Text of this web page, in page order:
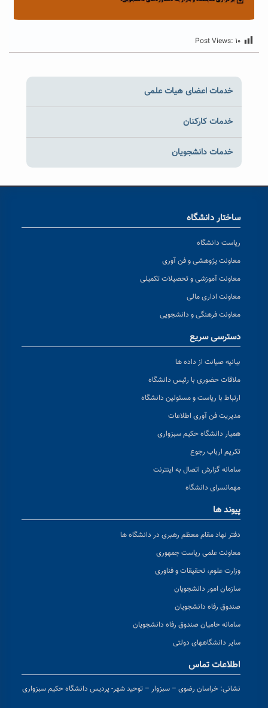
Post Views: ۱۰
خدمات اعضای هیات علمی
خدمات کارکنان
خدمات دانشجویان
ساختار دانشگاه
ریاست دانشگاه
معاونت پژوهشی و فن آوری
معاونت آموزشی و تحصیلات تکمیلی
معاونت اداری مالی
معاونت فرهنگی و دانشجویی
دسترسی سریع
بیانیه صیانت از داده ها
ملاقات حضوری با رئیس دانشگاه
ارتباط با ریاست و مسئولین دانشگاه
مدیریت فن آوری اطلاعات
همیار دانشگاه حکیم سبزواری
تکریم ارباب رجوع
سامانه گزارش اتصال به اینترنت
مهمانسرای دانشگاه
پیوند ها
دفتر نهاد مقام معظم رهبری در دانشگاه ها
معاونت علمی ریاست جمهوری
وزارت علوم، تحقیقات و فناوری
سازمان امور دانشجویان
صندوق رفاه دانشجویان
سامانه حامیان صندوق رفاه دانشجویان
سایر دانشگاههای دولتی
اطلاعات تماس
نشانی: خراسان رضوی – سبزوار – توحید شهر- پردیس دانشگاه حکیم سبزواری